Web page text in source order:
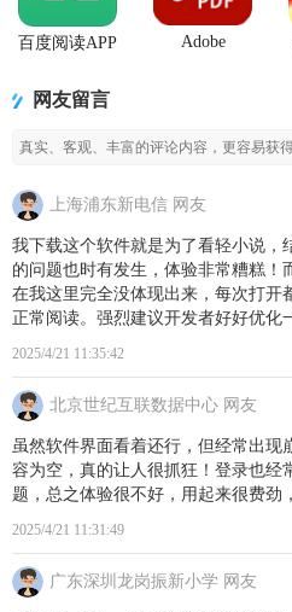
百度阅读APP
Adobe
网友留言
上海浦东新电信 网友
2025/4/21 11:35:42
我下载这个软件就是为了看轻小说，
的问题也时有发生，体验非常糟糕！
在我这里完全没体现出来，每次打开
正常阅读。强烈建议开发者好好优化
北京世纪互联数据中心 网友
2025/4/21 11:31:49
虽然软件界面看着还行，但经常出现
容为空，真的让人很抓狂！登录也经
题，总之体验很不好，用起来很费劲
广东深圳龙岗振新小学 网友